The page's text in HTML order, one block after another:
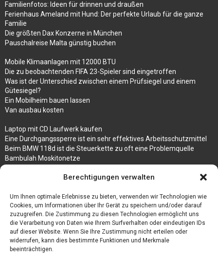
Berechtigungen verwalten
Um Ihnen optimale Erlebnisse zu bieten, verwenden wir Technologien wie
Cookies, um Informationen über Ihr Gerät zu speichern und/oder darauf
zuzugreifen. Die Zustimmung zu diesen Technologien ermöglicht uns
die Verarbeitung von Daten wie Ihrem Surfverhalten oder eindeutigen IDs
auf dieser Website. Wenn Sie Ihre Zustimmung nicht erteilen oder
widerrufen, kann dies bestimmte Funktionen und Merkmale
beeinträchtigen.
Familienfotos: Ideen für drinnen und draußen
Ferienhaus Ameland mit Hund: Der perfekte Urlaub für die ganze
Familie
Die größten Dax Konzerne in München
Pauschalreise Malta günstig buchen
Mobile Klimaanlagen mit 12000 BTU
Die zu beobachtenden FIFA 23-Spieler sind eingetroffen
Was ist der Unterschied zwischen einem Prüfsiegel und einem
Gütesiegel?
Ein Mobilheim bauen lassen
Van ausbau kosten
Laptop mit CD Laufwerk kaufen
Eine Durchgangssperre ist ein sehr effektives Arbeitsschutzmittel
Beim BMW 118d ist die Steuerkette zu oft eine Problemquelle
Bambulah Moskitonetze
Test Toilettensitz – Helfen Sie Ihren Senioren
Personalhandbuch
10 Tipps um einen guten Eindruck zu machen
Sahnemaschine